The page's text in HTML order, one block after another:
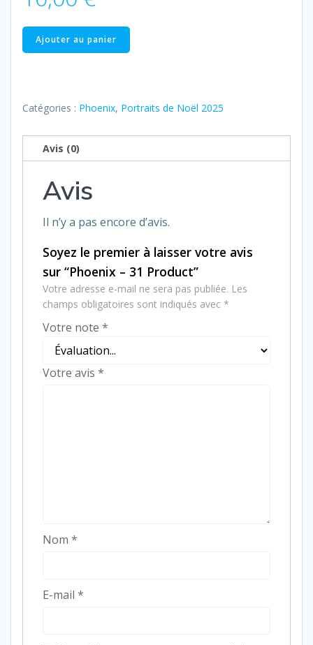
quantité
de
31
Ajouter au panier
Catégories : Phoenix, Portraits de Noël 2025
Avis (0)
Avis
Il n’y a pas encore d’avis.
Soyez le premier à laisser votre avis
sur “Phoenix – 31 Product”
Votre adresse e-mail ne sera pas publiée. Les
champs obligatoires sont indiqués avec *
Votre note *
Votre avis *
Nom *
E-mail *